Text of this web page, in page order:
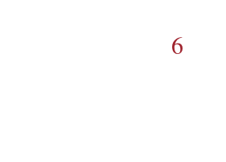
6